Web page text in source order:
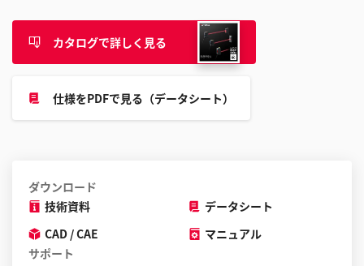
カタログで詳しく見る
仕様をPDFで見る（データシート）
ダウンロード
技術資料
データシート
CAD / CAE
マニュアル
サポート